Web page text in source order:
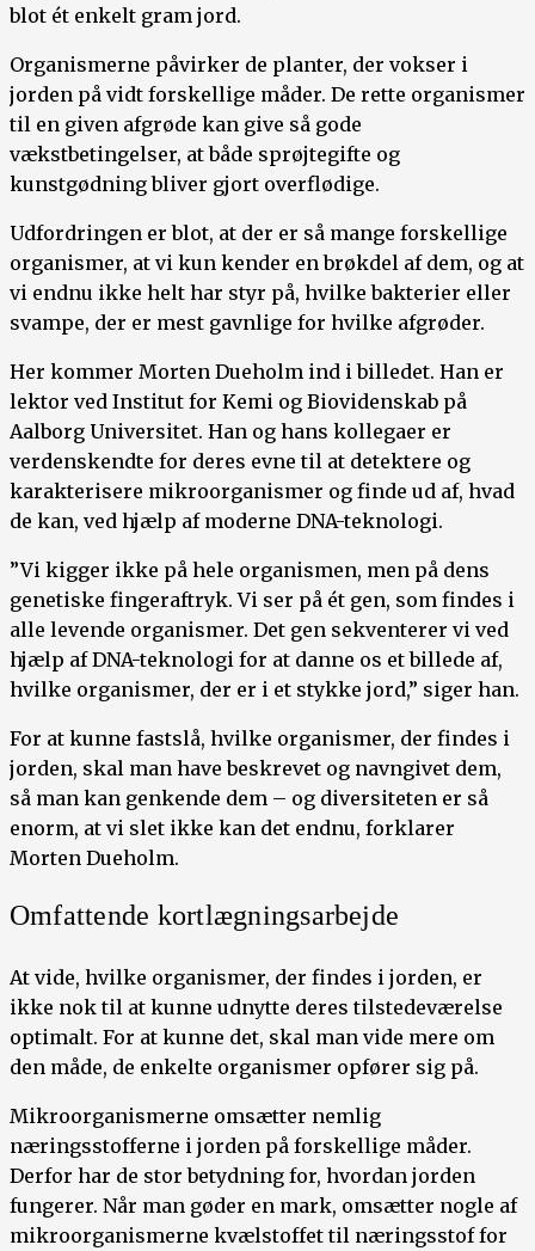
blot ét enkelt gram jord.
Organismerne påvirker de planter, der vokser i
jorden på vidt forskellige måder. De rette organismer
til en given afgrøde kan give så gode
vækstbetingelser, at både sprøjtegifte og
kunstgødning bliver gjort overflødige.
Udfordringen er blot, at der er så mange forskellige
organismer, at vi kun kender en brøkdel af dem, og at
vi endnu ikke helt har styr på, hvilke bakterier eller
svampe, der er mest gavnlige for hvilke afgrøder.
Her kommer Morten Dueholm ind i billedet. Han er
lektor ved Institut for Kemi og Biovidenskab på
Aalborg Universitet. Han og hans kollegaer er
verdenskendte for deres evne til at detektere og
karakterisere mikroorganismer og finde ud af, hvad
de kan, ved hjælp af moderne DNA-teknologi.
”Vi kigger ikke på hele organismen, men på dens
genetiske fingeraftryk. Vi ser på ét gen, som findes i
alle levende organismer. Det gen sekventerer vi ved
hjælp af DNA-teknologi for at danne os et billede af,
hvilke organismer, der er i et stykke jord,” siger han.
For at kunne fastslå, hvilke organismer, der findes i
jorden, skal man have beskrevet og navngivet dem,
så man kan genkende dem – og diversiteten er så
enorm, at vi slet ikke kan det endnu, forklarer
Morten Dueholm.
Omfattende kortlægningsarbejde
At vide, hvilke organismer, der findes i jorden, er
ikke nok til at kunne udnytte deres tilstedeværelse
optimalt. For at kunne det, skal man vide mere om
den måde, de enkelte organismer opfører sig på.
Mikroorganismerne omsætter nemlig
næringsstofferne i jorden på forskellige måder.
Derfor har de stor betydning for, hvordan jorden
fungerer. Når man gøder en mark, omsætter nogle af
mikroorganismerne kvælstoffet til næringsstof for